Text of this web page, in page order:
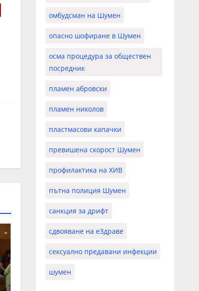
омбудсман на Шумен
опасно шофиране в Шумен
осма процедура за обществен
посредник
пламен абровски
пламен николов
пластмасови капачки
превишена скорост Шумен
профилактика на ХИВ
пътна полиция Шумен
санкция за дрифт
сдвояване на еЗдраве
сексуално предавани инфекции
шумен